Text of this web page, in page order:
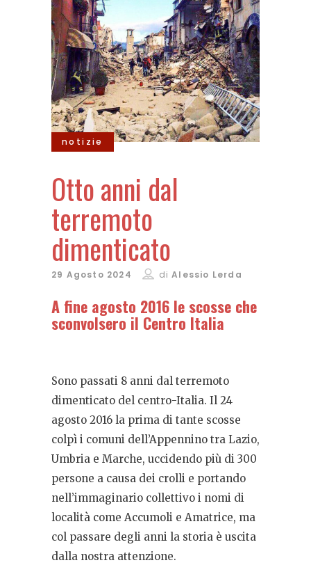
notizie
Otto anni dal
terremoto
dimenticato
29 Agosto 2024 di Alessio Lerda
A fine agosto 2016 le scosse che
sconvolsero il Centro Italia
Sono passati 8 anni dal terremoto
dimenticato del centro-Italia. Il 24
agosto 2016 la prima di tante scosse
colpì i comuni dell’Appennino tra Lazio,
Umbria e Marche, uccidendo più di 300
persone a causa dei crolli e portando
nell’immaginario collettivo i nomi di
località come Accumoli e Amatrice, ma
col passare degli anni la storia è uscita
dalla nostra attenzione.